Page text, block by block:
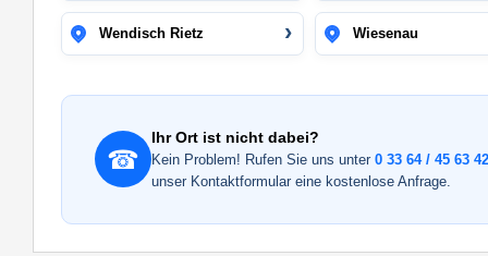
Wendisch Rietz Wiesenau
☎
Ihr Ort ist nicht dabei?
Kein Problem! Rufen Sie uns unter 0 33 64 / 45 63
unser Kontaktformular eine kostenlose Anfrage.